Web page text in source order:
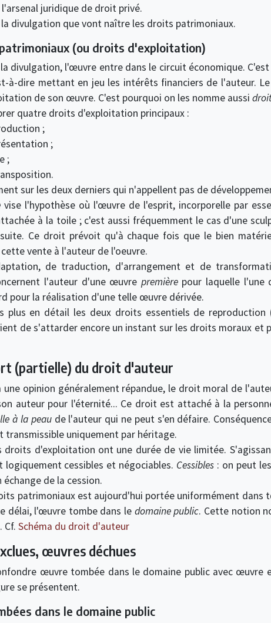
juridique de droit privé.
divulgation que vont naître les droits patrimoniaux.
(ou droits d'exploitation)
divulgation, l'œuvre entre dans le circuit économique.
à-dire mettant en jeu les intérêts financiers de l'auteur.
de son œuvre. C'est pourquoi on les nomme aussi
quatre droits d'exploitation principaux :
;
;
;
sur les deux derniers qui n'appellent pas de
vise l'hypothèse où l'œuvre de l'esprit, incorporelle par
à la toile ; c'est aussi fréquemment le cas d'une
Ce droit prévoit qu'à chaque fois que le bien
vente à l'auteur de l'oeuvre.
de traduction, d'arrangement et de
l'auteur d'une œuvre premièrepour laquelle l'une
pour la réalisation d'une telle œuvre dérivée.
plus en détail les deux droits essentiels de
de s'attarder encore un instant sur les droits moraux et
(partielle) du droit d'auteur
une opinion généralement répandue, le droit moral de
auteur pour l'éternité... Ce droit est attaché à la
à la peaude l'auteur qui ne peut s'en défaire.
transmissible uniquement par héritage.
droits d'exploitation ont une durée de vie limitée.
cessibles et négociables. Cessibles : on peut
de la cession.
patrimoniaux est aujourd'hui portée uniformément dans
délai, l'œuvre tombe dans le domaine public. Cette notion
Cf. Schéma du droit d'auteur
œuvres déchues
œuvre tombée dans le domaine public avec
se présentent.
dans le domaine public